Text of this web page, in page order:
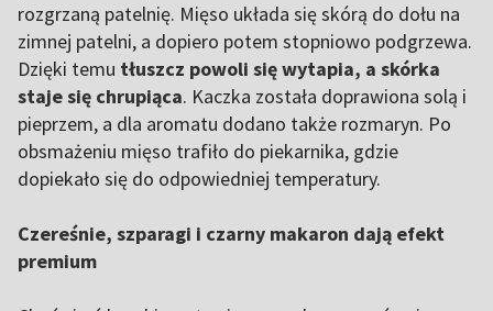
rozgrzaną patelnię. Mięso układa się skórą do dołu na
zimnej patelni, a dopiero potem stopniowo podgrzewa.
Dzięki temu tłuszcz powoli się wytapia, a skórka
staje się chrupiąca. Kaczka została doprawiona solą i
pieprzem, a dla aromatu dodano także rozmaryn. Po
obsmażeniu mięso trafiło do piekarnika, gdzie
dopiekało się do odpowiedniej temperatury.
Czereśnie, szparagi i czarny makaron dają efekt
premium